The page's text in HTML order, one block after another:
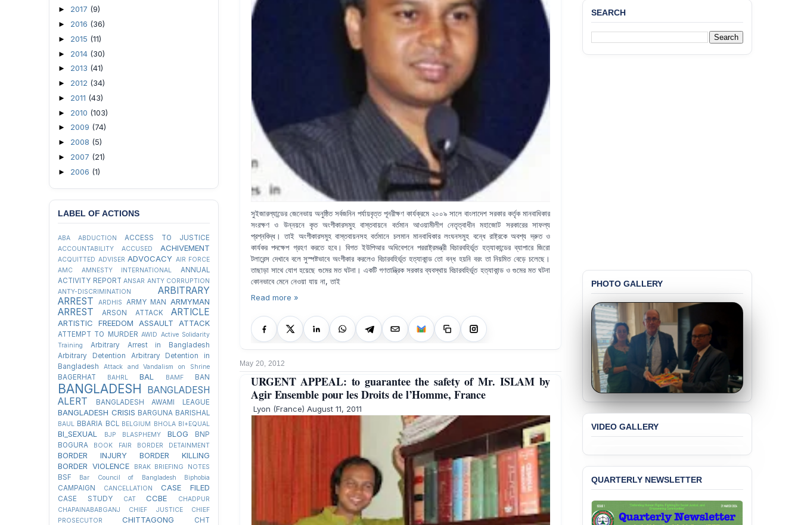
সুইজারল্যান্ডের জেনেভায় অনুষ্ঠিত সর্বজনিন পর্যায়বৃত্ত পূনরীক্ষণ কার্যক্রমে ২০০৯ সালে বাংলাদেশ সরকার কর্তৃক মানবাধিকার
সংরক্ষণ ও উন্নয়নে কৃত অংগীকারসমুহ বাস্তবায়নে বর্তমান আওয়ামীলীগ নেতৃত্বাধীন মহাজোট সরকারের সাফল্য
প্রশ্নবিদ্ধ। তাই অংগীকারসমুহ বাস্তবায়নসহ বর্তমানে চলমান মানবাধিকার লংঘনসমুহ বন্ধে রাষ্ট্রকে অবশ্য দ্রুত ও
কার্যকর পদক্ষেপ গ্রহণ করতে হবে। বিগত ইউপিআর অধিবেশনে পররাষ্ট্রমন্ত্রী বিচারবহির্ভূত হত্যাকান্ডের ব্যাপারে জিরো
টলারেন্স দেখাবে বলে সুস্পষ্টভাবে অংগীকার করলেও বিচারবহির্ভূত হত্যাকান্ড তো বন্ধ হয়নি বরং তা নিয়মিত বেড়ে চলেছে।
তাছাড়া সাথে যোগ হয়েছে গুমের মত ঘটনা। একটি গণতান্ত্রিক সরকার ব্যবস্থায় বিচারবহির্ভূত হত্যাকান্ড ও গুমের মত ঘটনা
কোনভাবে মেনে নেওয়া যায় না, তাই
Read more »
May 20, 2012
URGENT APPEAL: to guarantee the safety of Mr. ISLAM by
Agir Ensemble pour les Droits de l’Homme, France
Lyon (France) August 11, 2011
► 2017 (9)
► 2016 (36)
► 2015 (11)
► 2014 (30)
► 2013 (41)
► 2012 (34)
► 2011 (43)
► 2010 (103)
► 2009 (74)
► 2008 (5)
► 2007 (21)
► 2006 (1)
LABEL OF ACTIONS
ABA ABDUCTION ACCESS TO JUSTICE
ACCOUNTABILITY ACCUSED ACHIVEMENT
ACQUITTED ADVISER ADVOCACY AIR FORCE
AMC
AMNESTY INTERNATIONAL
ANNUAL
ACTIVITY REPORT ANSAR ANTY CORRUPTION
ANTY-DISCRIMINATION
ARBITRARY
ARREST
ARDHIS ARMY MAN ARMYMAN
ARREST ARSON ATTACK ARTICLE
ARTISTIC FREEDOM ASSAULT ATTACK
ATTEMPT TO MURDER AWID Active Solidarity
Training
Arbitrary Arrest in Bangladesh
Arbitrary Detention
Arbitrary Detention in
Bangladesh
Attack and Vandalism on Shrine
BAGERHAT BAHRL BAL BAMF BAN
BANGLADESH
BANGLADESH
ALERT
BANGLADESH AWAMI LEAGUE
BANGLADESH CRISIS BARGUNA BARISHAL
BAUL BBARIA BCL BELGIUM BHOLA BI+EQUAL
BI_SEXUAL BJP BLASPHEMY BLOG
BNP
BOGURA
BOOK FAIR BORDER DETAINMENT
BORDER INJURY
BORDER KILLING
BORDER VIOLENCE
BRAK BRIEFING NOTES
BSF Bar Council of Bangladesh Biphobia
CAMPAIGN CANCELLATION CASE FILED
CASE STUDY CAT CCBE
CHADPUR
CHAPAINABABGANJ
CHIEF JUSTICE
CHIEF
PROSECUTOR
CHITTAGONG
CHT
SEARCH
PHOTO GALLERY
VIDEO GALLERY
QUARTERLY NEWSLETTER